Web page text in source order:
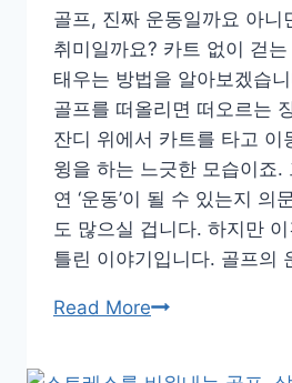
라
운
건
강
혜
택
골프, 진짜 운동일까요 아니
취미일까요? 카트 없이 걷
태우는 방법을 알아보겠습
골프를 떠올리면 떠오르는
잔디 위에서 카트를 타고 이
윙을 하는 느긋한 모습이죠.
연 ‘운동’이 될 수 있는지 의
도 많으실 겁니다. 하지만
틀린 이야기입니다. 골프의
Read More카